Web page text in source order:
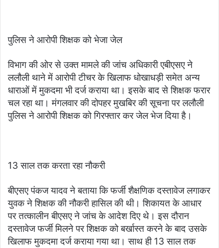
पुलिस ने आरोपी शिक्षक को भेजा जेल
विभाग की ओर से उक्त मामले की जांच अधिकारी एबीएसए ने
ललौली थाने में आरोपी टीचर के खिलाफ धोखाधड़ी समेत अन्य
धाराओं में मुकदमा भी दर्ज कराया था। इसके बाद से शिक्षक फरार
चल रहा था। मंगलवार की दोपहर मुखबिर की सूचना पर ललौली
पुलिस ने आरोपी शिक्षक को गिरफ्तार कर जेल भेज दिया है।
13 साल तक करता रहा नौकरी
बीएसए पंकज यादव ने बताया कि फर्जी शैक्षणिक दस्तावेज लगाकर
युवक ने शिक्षक की नौकरी हासिल की थी। शिकायत के आधार
पर तत्कालीन बीएसए ने जांच के आदेश दिए थे। इस दौरान
दस्तावेज फर्जी मिलने पर शिक्षक को बर्खास्त करने के बाद उसके
खिलाफ मुकदमा दर्ज कराया गया था। साथ ही 13 साल तक